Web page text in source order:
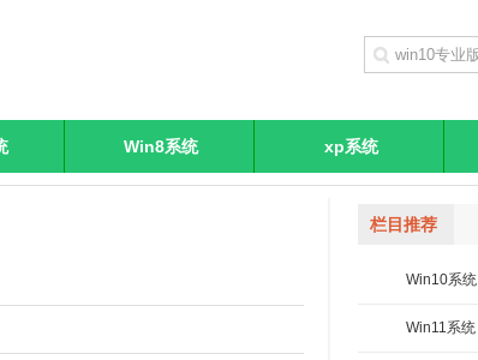
Win8系统 xp系统
栏目推荐
Win10系统
Win11系统